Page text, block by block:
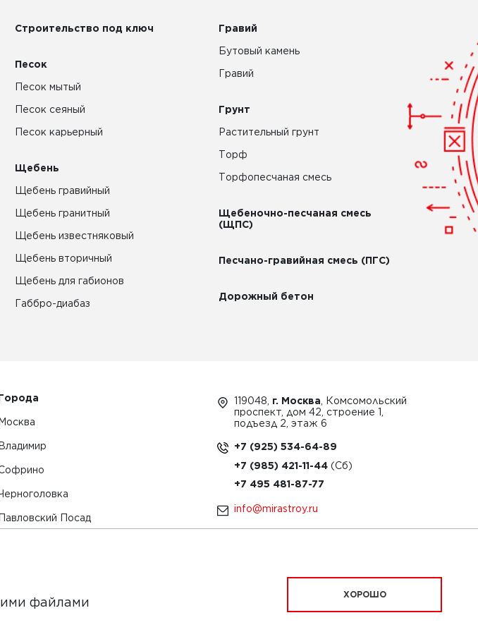
Строительство под ключ
Песок
Песок мытый
Песок сеяный
Песок карьерный
Щебень
Щебень гравийный
Щебень гранитный
Щебень известняковый
Щебень вторичный
Щебень для габионов
Габбро-диабаз
Гравий
Бутовый камень
Гравий
Грунт
Растительный грунт
Торф
Торфопесчаная смесь
Щебеночно-песчаная смесь
(ЩПС)
Песчано-гравийная смесь (ПГС)
Дорожный бетон
Города
Москва
Владимир
Павловский Посад
119048, г. Москва , Комсомольский
проспект, дом 42, строение 1,
подъезд 2, этаж 6
+7 (925) 534-64-89
+7 (985) 421-11-44
+7 495 481-87-77
info@mirastroy.ru
исключительно информационный характер и ни при каких условиях
файлами
ХОРОШО